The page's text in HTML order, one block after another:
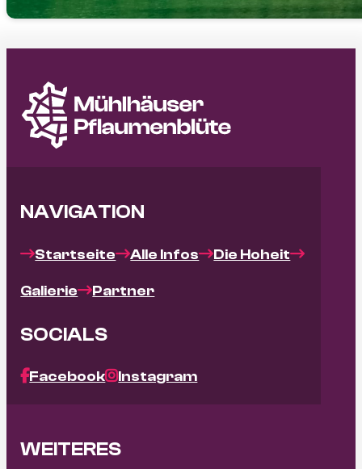
NAVIGATION
Startseite Alle Infos Die Hoheit
Galierie Partner
SOCIALS
Facebook Instagram
WEITERES